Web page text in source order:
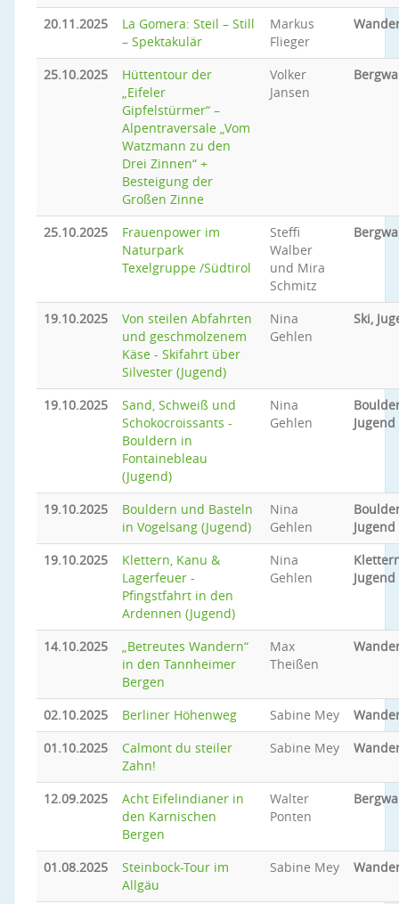
20.11.2025
La Gomera: Steil – Still
– Spektakulär
Markus
Flieger
25.10.2025
Hüttentour der
„Eifeler
Gipfelstürmer“ –
Alpentraversale „Vom
Watzmann zu den
Drei Zinnen“ +
Besteigung der
Großen Zinne
Volker
Jansen
25.10.2025
Frauenpower im
Naturpark
Texelgruppe /Südtirol
Steffi
Walber
und Mira
Schmitz
19.10.2025
Von steilen Abfahrten
und geschmolzenem
Käse - Skifahrt über
Silvester (Jugend)
Nina
Gehlen
Ski,
19.10.2025
Sand, Schweiß und
Schokocroissants -
Bouldern in
Fontainebleau
(Jugend)
Nina
Gehlen
Jugend
19.10.2025
Bouldern und Basteln
in Vogelsang (Jugend)
Nina
Gehlen
Jugend
19.10.2025
Klettern, Kanu &
Lagerfeuer -
Pfingstfahrt in den
Ardennen (Jugend)
Nina
Gehlen
Jugend
14.10.2025
„Betreutes Wandern“
in den Tannheimer
Bergen
Max
Theißen
02.10.2025 Berliner Höhenweg Sabine Mey
01.10.2025
Calmont du steiler
Zahn!
Sabine Mey
12.09.2025
Acht Eifelindianer in
den Karnischen
Bergen
Walter
Ponten
01.08.2025
Steinbock-Tour im
Allgäu
Sabine Mey